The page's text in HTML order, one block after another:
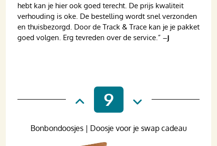
hebt kan je hier ook goed terecht. De prijs kwaliteit
verhouding is oke. De bestelling wordt snel verzonden
en thuisbezorgd. Door de Track & Trace kan je je pakket
goed volgen. Erg tevreden over de service.” –J
9
Bonbondoosjes | Doosje voor je swap cadeau